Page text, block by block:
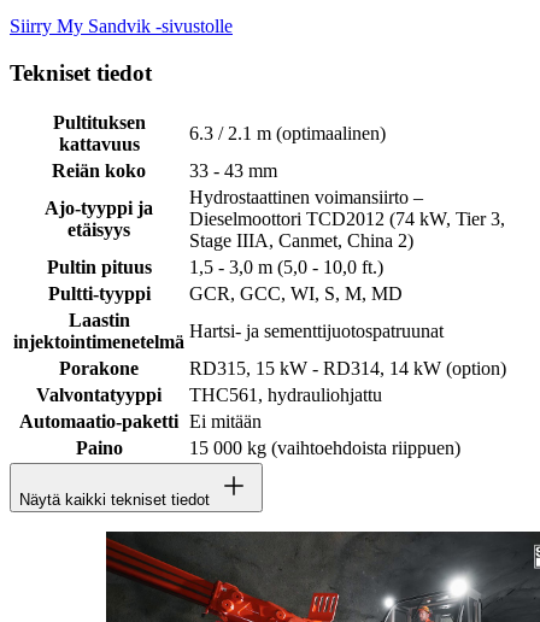
Siirry My Sandvik -sivustolle
Tekniset tiedot
Pultituksen
kattavuus
6.3 / 2.1 m (optimaalinen)
Reiän koko
33 - 43 mm
Ajo-tyyppi ja
etäisyys
Hydrostaattinen voimansiirto –
Dieselmoottori TCD2012 (74 kW, Tier 3,
Stage IIIA, Canmet, China 2)
Pultin pituus
1,5 - 3,0 m (5,0 - 10,0 ft.)
Pultti-tyyppi
GCR, GCC, WI, S, M, MD
Laastin
injektointimenetelmä
Hartsi- ja sementtijuotospatruunat
Porakone
RD315, 15 kW - RD314, 14 kW (option)
Valvontatyyppi
THC561, hydrauliohjattu
Automaatio-paketti Ei mitään
Paino
15 000 kg (vaihtoehdoista riippuen)
Näytä kaikki tekniset tiedot